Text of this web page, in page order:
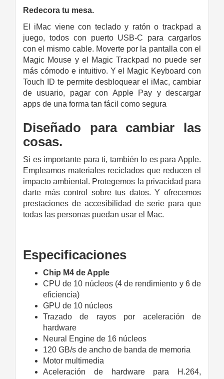
Redecora tu mesa.
El iMac viene con teclado y ratón o trackpad a
juego, todos con puerto USB‑C para cargarlos
con el mismo cable. Moverte por la pantalla con el
Magic Mouse y el Magic Trackpad no puede ser
más cómodo e intuitivo. Y el Magic Keyboard con
Touch ID te permite desbloquear el iMac, cambiar
de usuario, pagar con Apple Pay y descargar
apps de una forma tan fácil como segura
Diseñado para cambiar las
cosas.
Si es importante para ti, también lo es para Apple.
Empleamos materiales reciclados que reducen el
impacto ambiental. Protegemos la privacidad para
darte más control sobre tus datos. Y ofrecemos
prestaciones de accesibilidad de serie para que
todas las personas puedan usar el Mac.
Especificaciones
Chip M4 de Apple
CPU de 10 núcleos (4 de rendi­miento y 6 de
eficiencia)
GPU de 10 núcleos
Trazado de rayos por aceleración de
hardware
Neural Engine de 16 núcleos
120 GB/s de ancho de banda de memoria
Motor multimedia
Aceleración de hardware para H.264,